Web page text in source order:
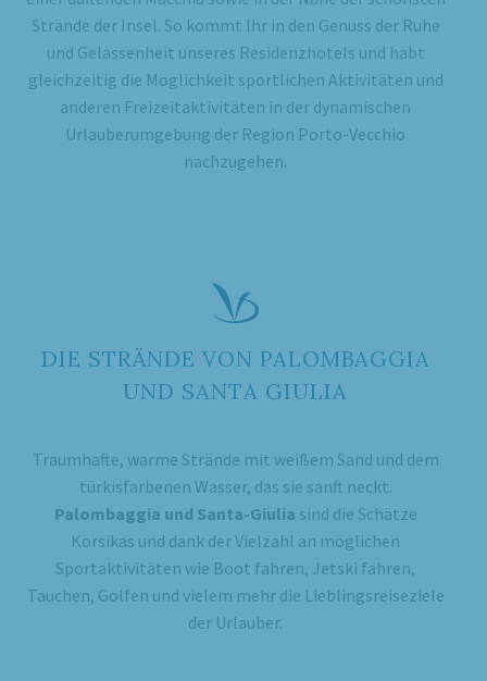
Strände der Insel. So kommt Ihr in den Genuss der Ruhe
und Gelassenheit unseres Residenzhotels und habt
gleichzeitig die Möglichkeit sportlichen Aktivitäten und
anderen Freizeitaktivitäten in der dynamischen
Urlauberumgebung der Region Porto-Vecchio
nachzugehen.
DIE STRÄNDE VON PALOMBAGGIA
UND SANTA GIULIA
Traumhafte, warme Strände mit weißem Sand und dem
türkisfarbenen Wasser, das sie sanft neckt.
Palombaggia und Santa-Giulia sind die Schätze
Korsikas und dank der Vielzahl an möglichen
Sportaktivitäten wie Boot fahren, Jetski fahren,
Tauchen, Golfen und vielem mehr die Lieblingsreiseziele
der Urlauber.